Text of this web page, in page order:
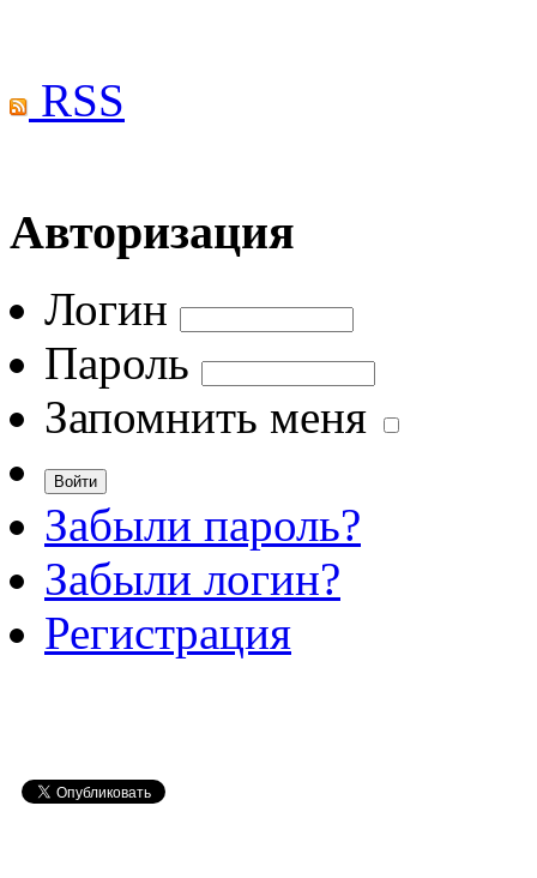
RSS
Авторизация
Логин
Пароль
Запомнить меня
Забыли пароль?
Забыли логин?
Регистрация